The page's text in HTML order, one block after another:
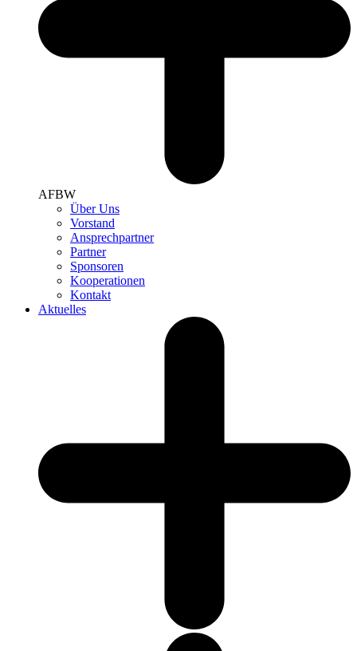
AFBW
Über Uns
Vorstand
Ansprechpartner
Partner
Sponsoren
Kooperationen
Kontakt
Aktuelles